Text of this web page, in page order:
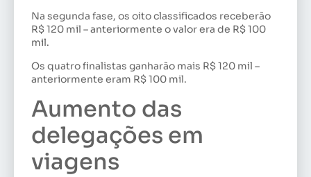
Na segunda fase, os oito classificados receberão
R$ 120 mil – anteriormente o valor era de R$ 100
mil.
Os quatro finalistas ganharão mais R$ 120 mil –
anteriormente eram R$ 100 mil.
Aumento das
delegações em
viagens